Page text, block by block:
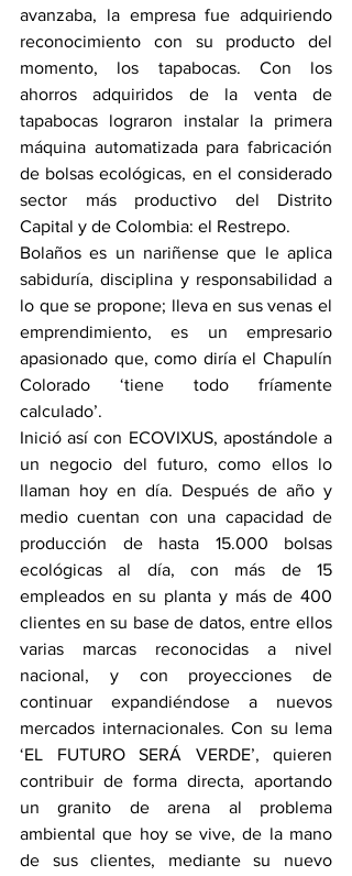
avanzaba, la empresa fue adquiriendo
reconocimiento con su producto del
momento, los tapabocas. Con los
ahorros adquiridos de la venta de
tapabocas lograron instalar la primera
máquina automatizada para fabricación
de bolsas ecológicas, en el considerado
sector más productivo del Distrito
Capital y de Colombia: el Restrepo.
Bolaños es un nariñense que le aplica
sabiduría, disciplina y responsabilidad a
lo que se propone; lleva en sus venas el
emprendimiento, es un empresario
apasionado que, como diría el Chapulín
Colorado ‘tiene todo fríamente
calculado’.
Inició así con ECOVIXUS, apostándole a
un negocio del futuro, como ellos lo
llaman hoy en día. Después de año y
medio cuentan con una capacidad de
producción de hasta 15.000 bolsas
ecológicas al día, con más de 15
empleados en su planta y más de 400
clientes en su base de datos, entre ellos
varias marcas reconocidas a nivel
nacional, y con proyecciones de
continuar expandiéndose a nuevos
mercados internacionales. Con su lema
‘EL FUTURO SERÁ VERDE’, quieren
contribuir de forma directa, aportando
un granito de arena al problema
ambiental que hoy se vive, de la mano
de sus clientes, mediante su nuevo